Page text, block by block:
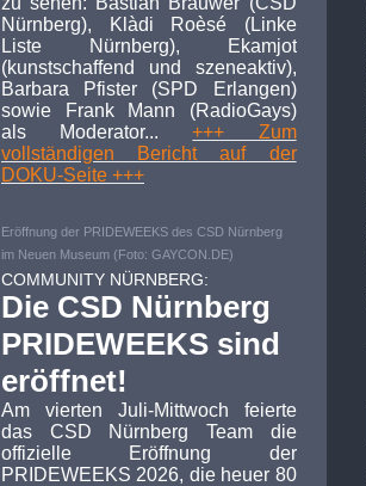
Nürnberg), Klàdi Roèsé (Linke
Liste Nürnberg), Ekamjot
(kunstschaffend und szeneaktiv),
Barbara Pfister (SPD Erlangen)
sowie Frank Mann (RadioGays)
als Moderator...
+++ Zum
vollständigen Bericht auf der
DOKU-Seite +++
Eröffnung der PRIDEWEEKS des CSD Nürnberg
im Neuen Museum (Foto: GAYCON.DE)
COMMUNITY NÜRNBERG:
Die CSD Nürnberg
PRIDEWEEKS sind
eröffnet!
Am vierten Juli-Mittwoch feierte
das CSD Nürnberg Team die
offizielle Eröffnung der
PRIDEWEEKS 2026, die heuer 80